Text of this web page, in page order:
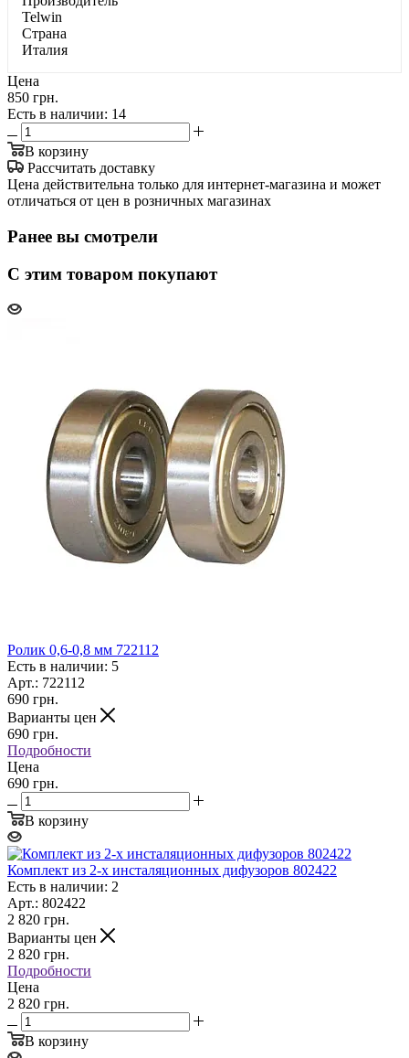
Telwin
Страна
Италия
Цена
850 грн.
Есть в наличии: 14
В корзину
Рассчитать доставку
Цена действительна только для интернет-магазина и может
отличаться от цен в розничных магазинах
Ранее вы смотрели
С этим товаром покупают
Ролик 0,6-0,8 мм 722112
Есть в наличии: 5
Арт.: 722112
690 грн.
Варианты цен
690 грн.
Подробности
Цена
690 грн.
В корзину
Комплект из 2-х инсталяционных дифузоров 802422
Есть в наличии: 2
Арт.: 802422
2 820 грн.
Варианты цен
2 820 грн.
Подробности
Цена
2 820 грн.
В корзину